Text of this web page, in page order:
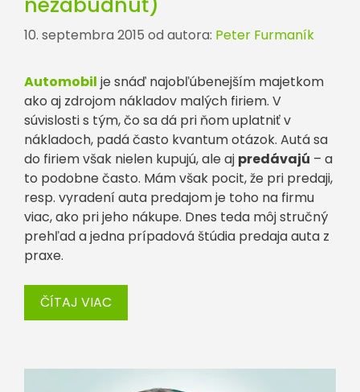
10. septembra 2015 od autora: Peter Furmaník
Automobil je snáď najobľúbenejším majetkom
ako aj zdrojom nákladov malých firiem. V
súvislosti s tým, čo sa dá pri ňom uplatniť v
nákladoch, padá často kvantum otázok. Autá sa
do firiem však nielen kupujú, ale aj predávajú – a
to podobne často. Mám však pocit, že pri predaji,
resp. vyradení auta predajom je toho na firmu
viac, ako pri jeho nákupe. Dnes teda môj stručný
prehľad a jedna prípadová štúdia predaja auta z
praxe.
ČÍTAJ VIAC